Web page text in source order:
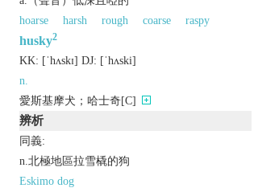
hoarse
harsh rough coarse raspy
husky2
KK: [ˈhʌskɪ] DJ: [ˈhʌski]
n.
愛斯基摩犬；哈士奇[C]
辨析
同義:
n.北極地區拉雪橇的狗
Eskimo dog